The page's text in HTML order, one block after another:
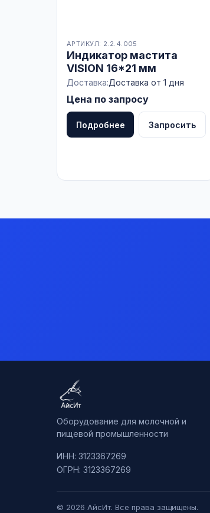
АРТИКУЛ: 2.2.4.005
Индикатор мастита
VISION 16*21 мм
Доставка:Доставка от 1 дня
Цена по запросу
Подробнее Запросить
Оборудование для молочной и
пищевой промышленности
ИНН: 3123367269
ОГРН: 3123367269
© 2026 АйсИт. Все права защищены.